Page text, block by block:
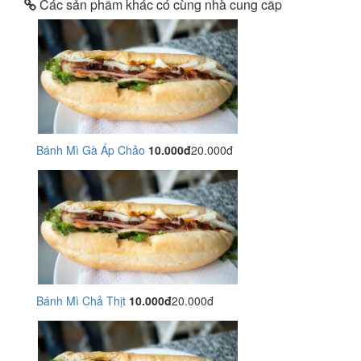
Các sản phẩm khác có cùng nhà cung cấp
Bánh Mì Gà Áp Chảo 10.000đ20.000đ
Bánh Mì Chả Thịt 10.000đ20.000đ